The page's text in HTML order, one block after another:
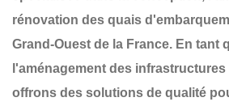
rénovation des quais
Grand-Ouest de la France. En tant
l'aménagement des
offrons des solutions de qualité